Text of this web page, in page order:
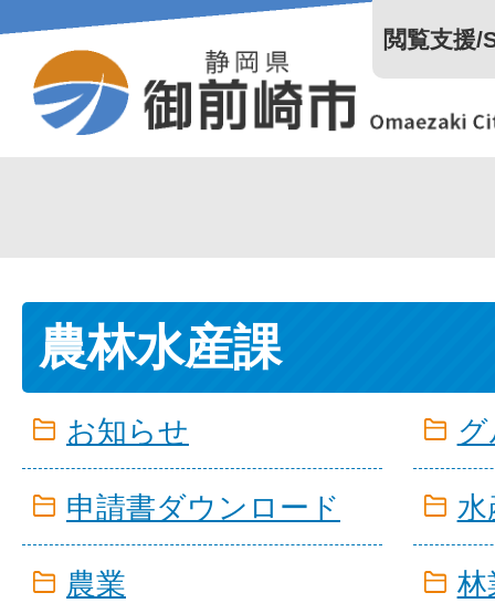
閲覧支援
農林水産課
お知らせ
申請書ダウンロード 水
農業 林